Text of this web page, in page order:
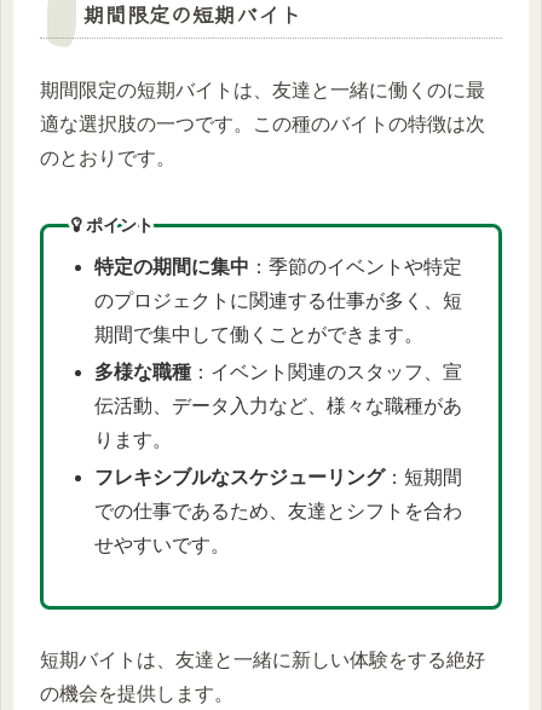
期間限定の短期バイト
期間限定の短期バイトは、友達と一緒に働くのに最
適な選択肢の一つです。この種のバイトの特徴は次
のとおりです。
ポイント
特定の期間に集中 ：季節のイベントや特定
のプロジェクトに関連する仕事が多く、短
期間で集中して働くことができます。
多様な職種：イベント関連のスタッフ、宣
伝活動、データ入力など、様々な職種があ
ります。
フレキシブルなスケジューリング：短期間
での仕事であるため、友達とシフトを合わ
せやすいです。
短期バイトは、友達と一緒に新しい体験をする絶好
の機会を提供します。